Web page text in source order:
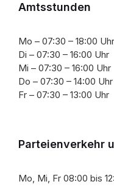
Amtsstunden
Mo – 07:30 – 18:00 Uhr
Di – 07:30 – 16:00 Uhr
Mi – 07:30 – 16:00 Uhr
Do – 07:30 – 14:00 Uhr
Fr – 07:30 – 13:00 Uhr
Parteienverkehr
Mo, Mi, Fr 08:00 bis